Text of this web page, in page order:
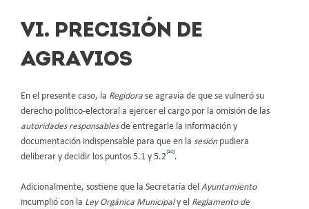
VI. PRECISIÓN DE
AGRAVIOS
En el presente caso, la Regidora se agravia de que se vulneró su
derecho político-electoral a ejercer el cargo por la omisión de las
autoridades responsablesde entregarle la información y
documentación indispensable para que en la sesión pudiera
deliberar y decidir los puntos 5.1 y 5.2
[14]
.
Adicionalmente, sostiene que la Secretaría del Ayuntamiento
incumplió con la Ley Orgánica Municipaly el Reglamento de